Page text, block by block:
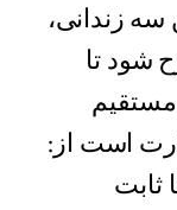
سه زندانی،
شود تا
است از:
رها ثابت